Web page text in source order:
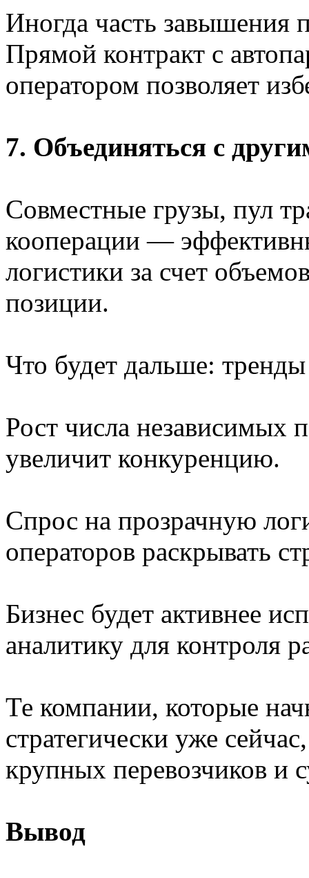
Иногда часть завышения
Прямой контракт с
оператором позволяет
7. Объединяться с
Совместные грузы, пул
кооперации —
логистики за счет
позиции.
Что будет дальше:
Рост числа независимых
увеличит конкуренцию.
Спрос на прозрачную
операторов раскрывать
Бизнес будет активнее
аналитику для контроля
Те компании, которые
стратегически уже
крупных перевозчиков и
Вывод